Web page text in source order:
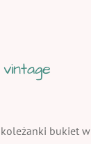
bukiet w